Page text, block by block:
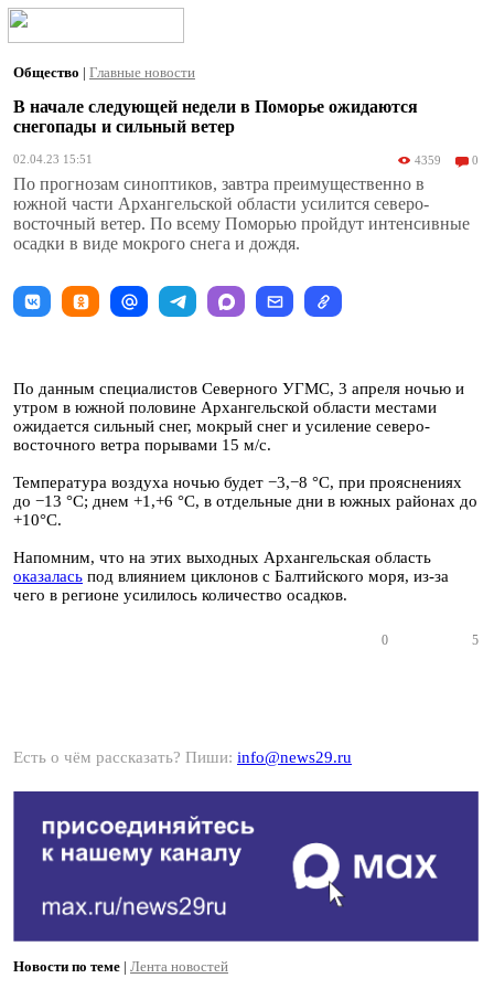
Общество | Главные новости
В начале следующей недели в Поморье ожидаются
снегопады и сильный ветер
02.04.23 15:51 4359 0
По прогнозам синоптиков, завтра преимущественно в
южной части Архангельской области усилится северо-
восточный ветер. По всему Поморью пройдут интенсивные
осадки в виде мокрого снега и дождя.
По данным специалистов Северного УГМС, 3 апреля ночью и
утром в южной половине Архангельской области местами
ожидается сильный снег, мокрый снег и усиление северо-
восточного ветра порывами 15 м/с.
Температура воздуха ночью будет −3,−8 °C, при прояснениях
до −13 °C; днем +1,+6 °C, в отдельные дни в южных районах до
+10°C.
Напомним, что на этих выходных Архангельская область
оказалась под влиянием циклонов с Балтийского моря, из-за
чего в регионе усилилось количество осадков.
0 5
Есть о чём рассказать? Пиши: info@news29.ru
Новости по теме | Лента новостей